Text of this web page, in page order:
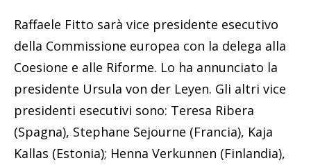
Raffaele Fitto sarà vice presidente esecutivo
della Commissione europea con la delega alla
Coesione e alle Riforme. Lo ha annunciato la
presidente Ursula von der Leyen. Gli altri vice
presidenti esecutivi sono: Teresa Ribera
(Spagna), Stephane Sejourne (Francia), Kaja
Kallas (Estonia); Henna Verkunnen (Finlandia),